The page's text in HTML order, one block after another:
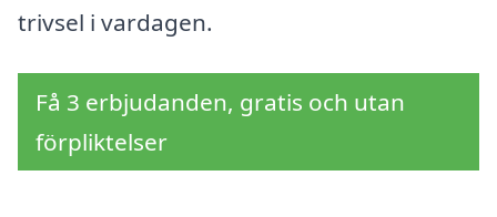
trivsel i vardagen.
Få 3 erbjudanden, gratis och utan
förpliktelser